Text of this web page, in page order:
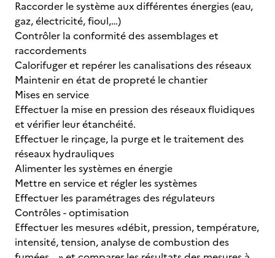
Raccorder le système aux différentes énergies (eau,
gaz, électricité, fioul,…)
Contrôler la conformité des assemblages et
raccordements
Calorifuger et repérer les canalisations des réseaux
Maintenir en état de propreté le chantier
Mises en service
Effectuer la mise en pression des réseaux fluidiques
et vérifier leur étanchéité.
Effectuer le rinçage, la purge et le traitement des
réseaux hydrauliques
Alimenter les systèmes en énergie
Mettre en service et régler les systèmes
Effectuer les paramétrages des régulateurs
Contrôles - optimisation
Effectuer les mesures «débit, pression, température,
intensité, tension, analyse de combustion des